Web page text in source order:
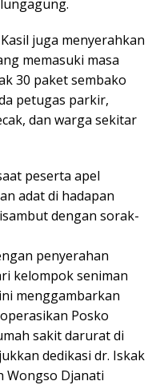
juga menyerahkan
memasuki masa
30 paket sembako
petugas parkir,
dan warga sekitar
peserta apel
adat di hadapan
dengan sorak-
penyerahan
kelompok seniman
menggambarkan
Posko
sakit darurat di
dedikasi dr. Iskak
Wongso Djanati